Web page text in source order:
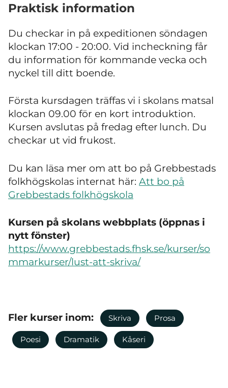
Praktisk information
Du checkar in på expeditionen söndagen
klockan 17:00 - 20:00. Vid incheckning får
du information för kommande vecka och
nyckel till ditt boende.
Första kursdagen träffas vi i skolans matsal
klockan 09.00 för en kort introduktion.
Kursen avslutas på fredag efter lunch. Du
checkar ut vid frukost.
Du kan läsa mer om att bo på Grebbestads
folkhögskolas internat här: Att bo på
Grebbestads folkhögskola
Kursen på skolans webbplats (öppnas i
nytt fönster)
https://www.grebbestads.fhsk.se/kurser/so
mmarkurser/lust-att-skriva/
Fler kurser inom: Skriva Prosa
Poesi Dramatik Kåseri